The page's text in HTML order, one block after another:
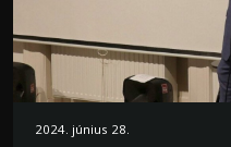
2024. június 28.